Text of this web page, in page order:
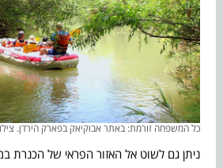
כל המשפחה זורמת: באתר אבוקיאק בפארק הירדן.
ניתן גם לשוט אל האזור הפראי של הכנרת